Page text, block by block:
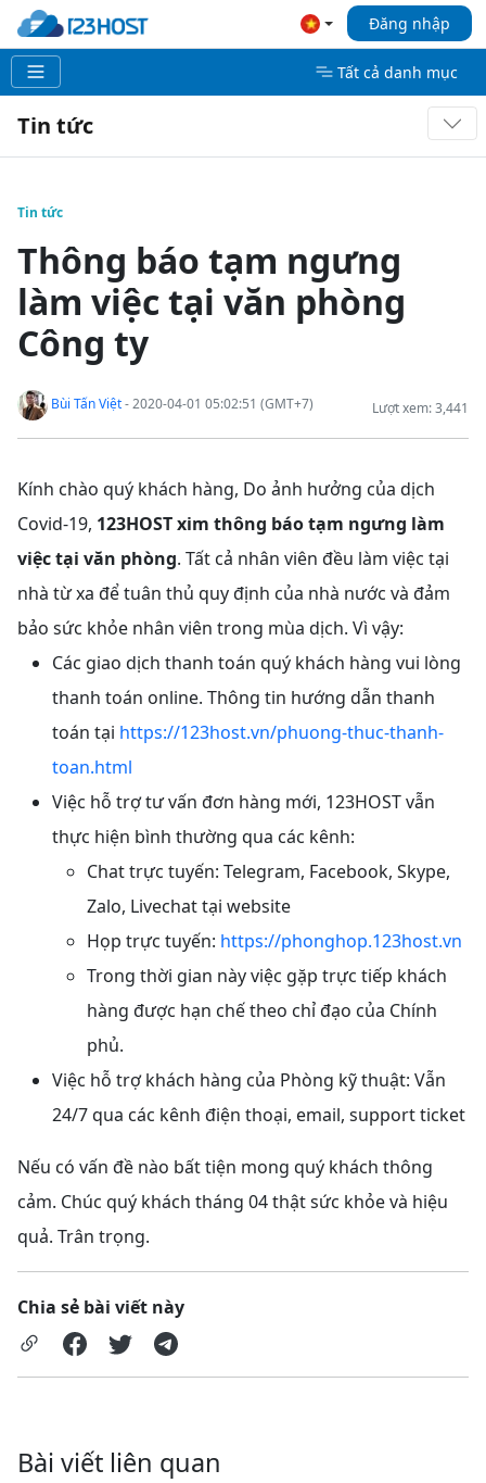
Đăng nhập
Tất cả danh mục
Tin tức
Tin tức
Thông báo tạm ngưng
làm việc tại văn phòng
Công ty
Lượt xem: 3,441
Bùi Tấn Việt- 2020-04-01 05:02:51 (GMT+7)
Kính chào quý khách hàng, Do ảnh hưởng của dịch
Covid-19, 123HOST xim thông báo tạm ngưng làm
việc tại văn phòng. Tất cả nhân viên đều làm việc tại
nhà từ xa để tuân thủ quy định của nhà nước và đảm
bảo sức khỏe nhân viên trong mùa dịch. Vì vậy:
Các giao dịch thanh toán quý khách hàng vui lòng
thanh toán online. Thông tin hướng dẫn thanh
toán tại https://123host.vn/phuong-thuc-thanh-
toan.html
Việc hỗ trợ tư vấn đơn hàng mới, 123HOST vẫn
thực hiện bình thường qua các kênh:
Chat trực tuyến: Telegram, Facebook, Skype,
Zalo, Livechat tại website
Họp trực tuyến: https://phonghop.123host.vn
Trong thời gian này việc gặp trực tiếp khách
hàng được hạn chế theo chỉ đạo của Chính
phủ.
Việc hỗ trợ khách hàng của Phòng kỹ thuật: Vẫn
24/7 qua các kênh điện thoại, email, support ticket
Nếu có vấn đề nào bất tiện mong quý khách thông
cảm. Chúc quý khách tháng 04 thật sức khỏe và hiệu
quả. Trân trọng.
Chia sẻ bài viết này
Bài viết liên quan